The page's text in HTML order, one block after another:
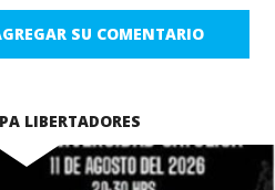
SU COMENTARIO
LIBERTADORES